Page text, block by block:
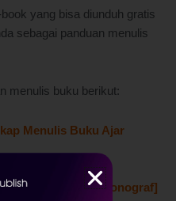
yang bisa diunduh gratis
sebagai panduan menulis
menulis buku berikut:
Menulis Buku Ajar
Buku Referensi]
Menulis Buku Monograf]